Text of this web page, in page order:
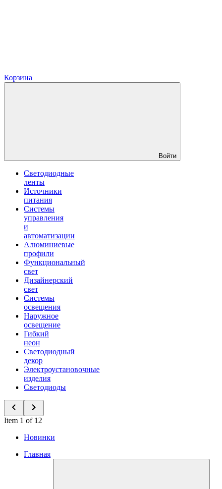
Корзина
Войти
Светодиодные
ленты
Источники
питания
Системы
управления
и
автоматизации
Алюминиевые
профили
Функциональный
свет
Дизайнерский
свет
Системы
освещения
Наружное
освещение
Гибкий
неон
Светодиодный
декор
Электроустановочные
изделия
Светодиоды
Item 1 of 12
Новинки
Главная